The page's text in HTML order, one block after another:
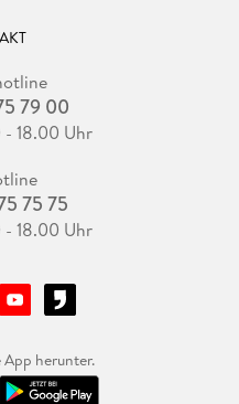
79 00
- 18.00 Uhr
75 75
- 18.00 Uhr
App herunter.